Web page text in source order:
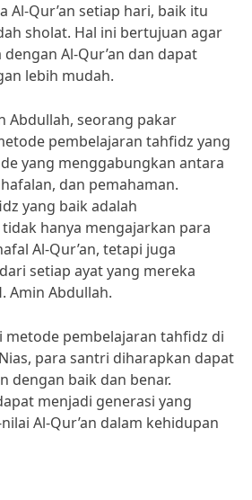
Al-Qur’an setiap hari, baik itu
sholat. Hal ini bertujuan agar
Al-Qur’an dan dapat
lebih mudah.
Abdullah, seorang pakar
pembelajaran tahfidz yang
yang menggabungkan antara
dan pemahaman.
yang baik adalah
hanya mengajarkan para
Al-Qur’an, tetapi juga
setiap ayat yang mereka
Amin Abdullah.
metode pembelajaran tahfidz di
para santri diharapkan dapat
dengan baik dan benar.
menjadi generasi yang
Al-Qur’an dalam kehidupan